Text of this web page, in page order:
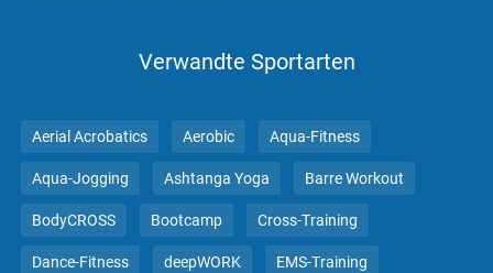
Verwandte Sportarten
Aerial Acrobatics Aerobic Aqua-Fitness
Aqua-Jogging Ashtanga Yoga Barre Workout
BodyCROSS Bootcamp Cross-Training
Dance-Fitness deepWORK EMS-Training